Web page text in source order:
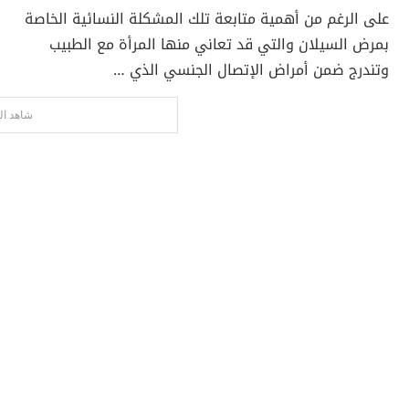
على الرغم من أهمية متابعة تلك المشكلة النسائية الخاصة
بمرض السيلان والتي قد تعاني منها المرأة مع الطبيب
وتندرج ضمن أمراض الإتصال الجنسي الذي …
شاهد